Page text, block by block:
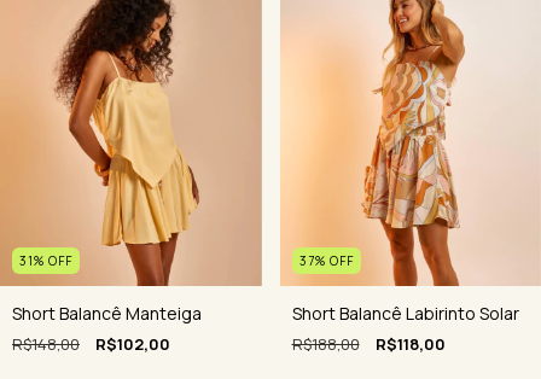
31% OFF
Short Balancê Manteiga
R$148,00 R$102,00
37% OFF
Short Balancê Labirinto Solar
R$188,00 R$118,00